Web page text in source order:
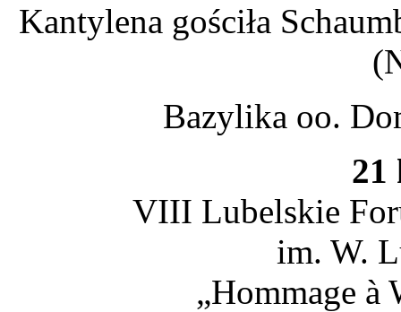
Kantylena gościła
Bazylika oo.
21
VIII Lubelskie
im. W.
„Hommage à